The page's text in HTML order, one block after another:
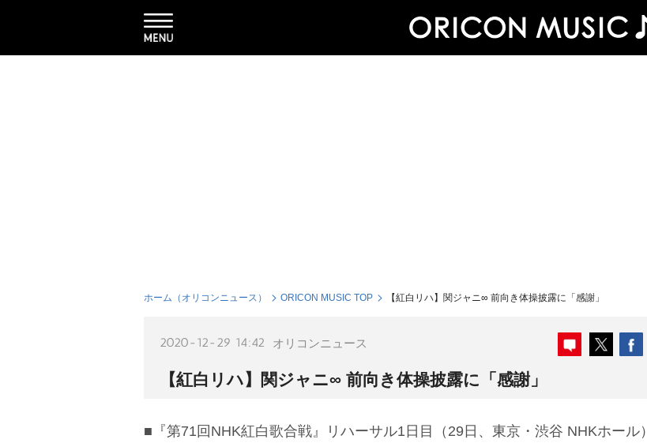
ホーム（オリコンニュース） ORICON MUSIC TOP 【紅白リハ】関ジャニ∞ 前向き体操披露に「感謝」
2020-12-29 14:42 オリコンニュース
【紅白リハ】関ジャニ∞ 前向き体操披露に「感謝」
■『第71回NHK紅白歌合戦』リハーサル1日目（29日、東京・渋谷 NHKホール）